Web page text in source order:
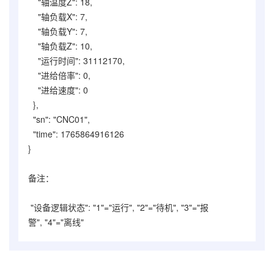
"轴负载X": 7,
"轴负载Y": 7,
"轴负载Z": 10,
"运行时间": 31112170,
"进给倍率": 0,
"进给速度": 0
},
"sn": "CNC01",
"time": 1765864916126
}
备注：
"设备逻辑状态": "1"="运行", "2"="待机", "3"="报
警", "4"="离线"